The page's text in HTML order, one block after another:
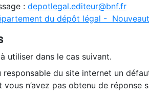
: depotlegal.editeur@bnf.fr
du dépôt légal -
utiliser dans le cas suivant.
responsable du site internet un
n’avez pas obtenu de réponse